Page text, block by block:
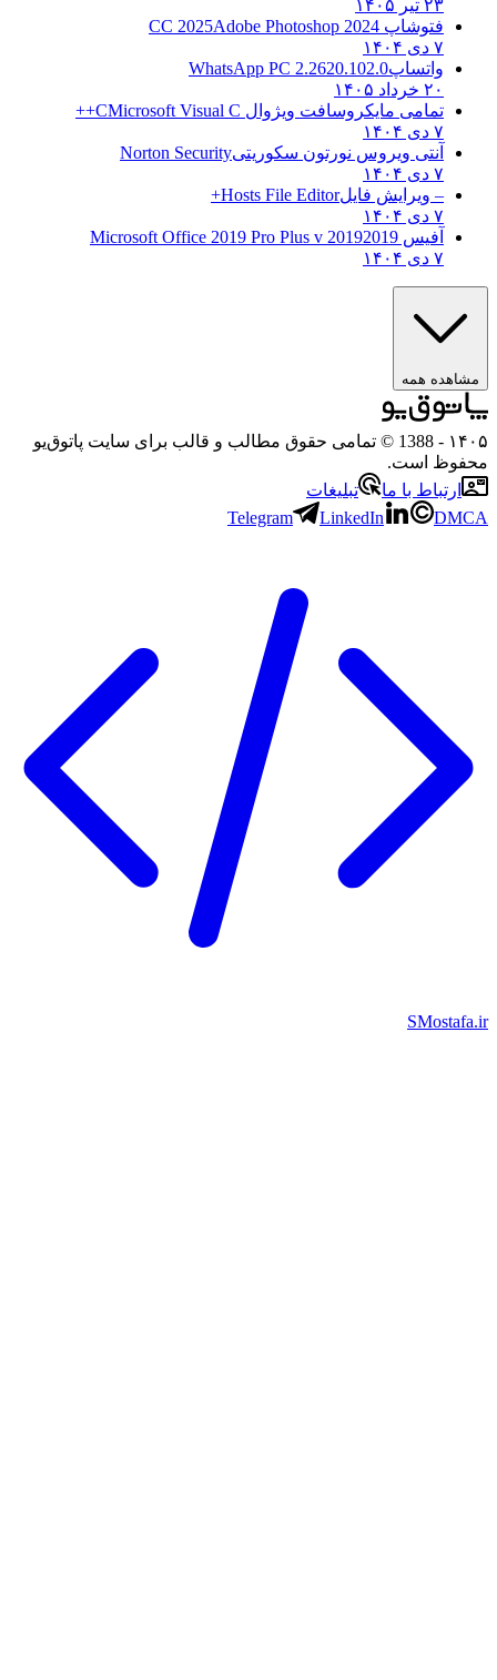
فتوشاپ CC 2025Adobe Photoshop 2024
واتساپWhatsApp PC 2.2620.102.0
تمامی مایکروسافت ویژوال C Microsoft Visual C++
آنتی ویروس نورتون سکوریتیNorton Security
– ویرایش فایلHosts File Editor+
آفیس 20192019 Microsoft Office 2019 Pro Plus v
همه
- 1388 © تمامی حقوق مطالب و قالب برای سایت پاتوق‌یو
است.
ارتباط با ما
تبلیغات
Telegram
LinkedIn